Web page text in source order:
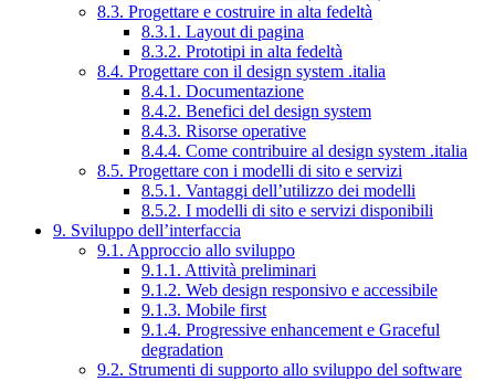
8.3. Progettare e costruire in alta fedeltà
8.3.1. Layout di pagina
8.3.2. Prototipi in alta fedeltà
8.4. Progettare con il design system .italia
8.4.1. Documentazione
8.4.2. Benefici del design system
8.4.3. Risorse operative
8.4.4. Come contribuire al design system .italia
8.5. Progettare con i modelli di sito e servizi
8.5.1. Vantaggi dell’utilizzo dei modelli
8.5.2. I modelli di sito e servizi disponibili
9. Sviluppo dell’interfaccia
9.1. Approccio allo sviluppo
9.1.1. Attività preliminari
9.1.2. Web design responsivo e accessibile
9.1.3. Mobile first
9.1.4. Progressive enhancement e Graceful
degradation
9.2. Strumenti di supporto allo sviluppo del software